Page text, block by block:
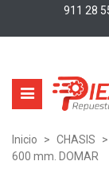
911 28
Inicio > CHASIS >
600 mm. DOMAR